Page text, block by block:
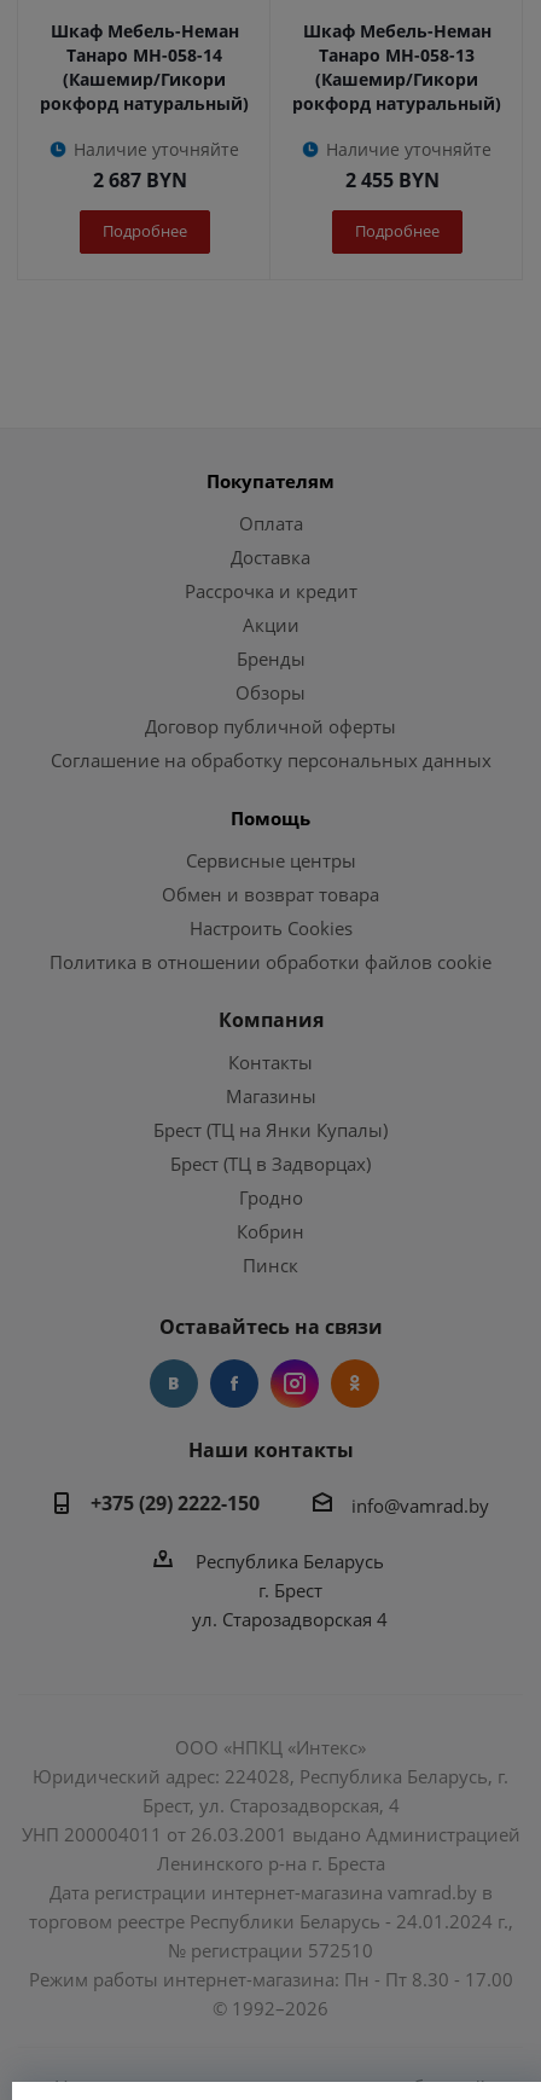
Шкаф Мебель-Неман
Танаро МН-058-14
(Кашемир/Гикори
рокфорд натуральный)
Наличие уточняйте
2 687 BYN
Подробнее
Шкаф Мебель-Неман
Танаро МН-058-13
(Кашемир/Гикори
рокфорд натуральный)
Наличие уточняйте
2 455 BYN
Подробнее
Покупателям
Оплата
Доставка
Рассрочка и кредит
Акции
Бренды
Обзоры
Договор публичной оферты
Соглашение на обработку персональных данных
Помощь
Сервисные центры
Обмен и возврат товара
Настроить Cookies
Политика в отношении обработки файлов cookie
Компания
Контакты
Магазины
Брест (ТЦ на Янки Купалы)
Брест (ТЦ в Задворцах)
Гродно
Кобрин
Пинск
Оставайтесь на связи
Наши контакты
+375 (29) 2222-150
info@vamrad.by
Республика Беларусь
г. Брест
ул. Старозадворская 4
ООО «НПКЦ «Интекс»
Юридический адрес: 224028, Республика Беларусь, г.
Брест, ул. Старозадворская, 4
УНП 200004011 от 26.03.2001 выдано Администрацией
Ленинского р-на г. Бреста
Дата регистрации интернет-магазина vamrad.by в
торговом реестре Республики Беларусь - 24.01.2024 г.,
№ регистрации 572510
Режим работы интернет-магазина: Пн - Пт 8.30 - 17.00
© 1992–2026
Уполномоченные по защите прав потребителей